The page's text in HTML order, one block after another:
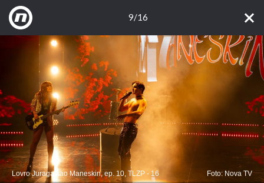
9/16
Lovro Juraga kao Maneskin, ep. 10, TLZP - 16 Foto: Nova TV